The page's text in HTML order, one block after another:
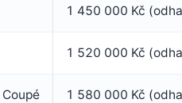
1 450 000 Kč
1 520 000 Kč
1 580 000 Kč